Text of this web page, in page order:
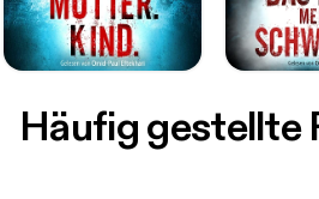
Häufig gestellte